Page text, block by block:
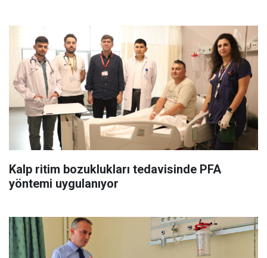
Kalp ritim bozuklukları tedavisinde PFA
yöntemi uygulanıyor